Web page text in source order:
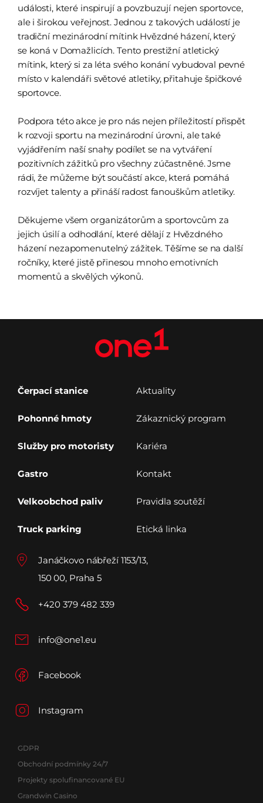
události, které inspirují a povzbuzují nejen sportovce,
ale i širokou veřejnost. Jednou z takových událostí je
tradiční mezinárodní mítink Hvězdné házení, který
se koná v Domažlicích. Tento prestižní atletický
mítink, který si za léta svého konání vybudoval pevné
místo v kalendáři světové atletiky, přitahuje špičkové
sportovce.
Podpora této akce je pro nás nejen příležitostí přispět
k rozvoji sportu na mezinárodní úrovni, ale také
vyjádřením naší snahy podílet se na vytváření
pozitivních zážitků pro všechny zúčastněné. Jsme
rádi, že můžeme být součástí akce, která pomáhá
rozvíjet talenty a přináší radost fanouškům atletiky.
Děkujeme všem organizátorům a sportovcům za
jejich úsilí a odhodlání, které dělají z Hvězdného
házení nezapomenutelný zážitek. Těšíme se na další
ročníky, které jistě přinesou mnoho emotivních
momentů a skvělých výkonů.
Janáčkovo nábřeží 1153/13,
150 00, Praha 5
+420 379 482 339
info@one1.eu
Facebook
Instagram
Čerpací stanice
Pohonné hmoty
Služby pro motoristy
Gastro
Velkoobchod paliv
Truck parking
Aktuality
Zákaznický program
Kariéra
Kontakt
Pravidla soutěží
Etická linka
GDPR
Obchodní podmínky 24/7
Projekty spolufinancované EU
Grandwin Casino